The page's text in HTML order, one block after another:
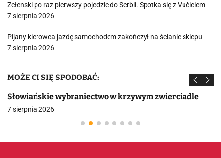
Zełenski po raz pierwszy pojedzie do Serbii. Spotka się z Vučiciem
7 sierpnia 2026
Pijany kierowca jazdę samochodem zakończył na ścianie sklepu
7 sierpnia 2026
MOŻE CI SIĘ SPODOBAĆ:
Słowiańskie wybraniectwo w krzywym zwierciadle
7 sierpnia 2026